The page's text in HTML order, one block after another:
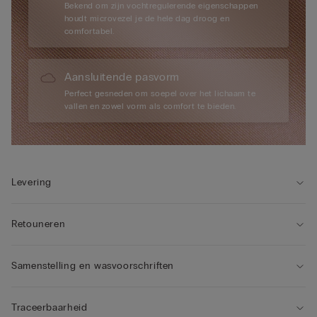
Bekend om zijn vochtregulerende eigenschappen
houdt microvezel je de hele dag droog en
comfortabel.
Aansluitende pasvorm
Perfect gesneden om soepel over het lichaam te
vallen en zowel vorm als comfort te bieden.
Levering
Retouneren
Samenstelling en wasvoorschriften
Traceerbaarheid